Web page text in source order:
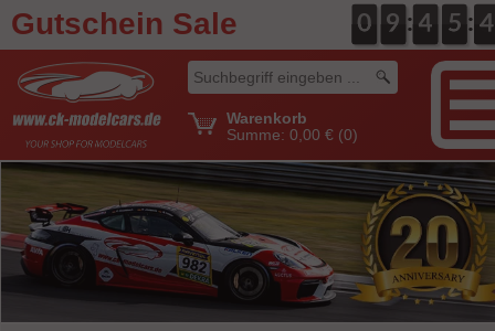
Gutschein Sale 0
0
0 0
9
9 : 0
4
4 0
5
5 : 5
4
4
Warenkorb
Summe: 0,00 € (0)